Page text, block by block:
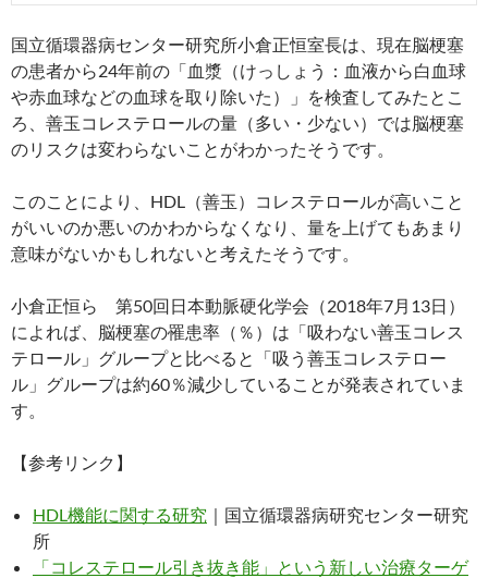
国立循環器病センター研究所小倉正恒室長は、現在脳梗塞
の患者から24年前の「血漿（けっしょう：血液から白血球
や赤血球などの血球を取り除いた）」を検査してみたとこ
ろ、善玉コレステロールの量（多い・少ない）では脳梗塞
のリスクは変わらないことがわかったそうです。
このことにより、HDL（善玉）コレステロールが高いこと
がいいのか悪いのかわからなくなり、量を上げてもあまり
意味がないかもしれないと考えたそうです。
小倉正恒ら 第50回日本動脈硬化学会（2018年7月13日）
によれば、脳梗塞の罹患率（％）は「吸わない善玉コレス
テロール」グループと比べると「吸う善玉コレステロー
ル」グループは約60％減少していることが発表されていま
す。
【参考リンク】
HDL機能に関する研究 ｜国立循環器病研究センター研究
所
「コレステロール引き抜き能」という新しい治療ターゲ